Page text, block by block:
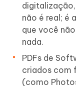
não é real; é
que você
nada.
PDFs de
criados com
(como